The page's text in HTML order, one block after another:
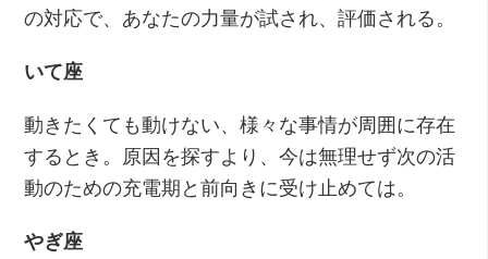
の対応で、あなたの力量が試され、評価される。
いて座
動きたくても動けない、様々な事情が周囲に存在
するとき。原因を探すより、今は無理せず次の活
動のための充電期と前向きに受け止めては。
やぎ座